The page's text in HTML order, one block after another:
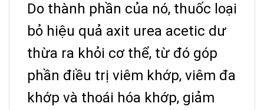
Do thành phần của nó, thuốc loại
bỏ hiệu quả axit urea acetic dư
thừa ra khỏi cơ thể, từ đó góp
phần điều trị viêm khớp, viêm đa
khớp và thoái hóa khớp, giảm